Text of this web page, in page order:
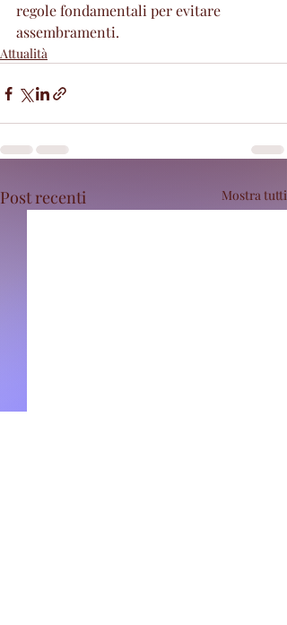
regole fondamentali per evitare
assembramenti.
Attualità
Post recenti Mostra tutti